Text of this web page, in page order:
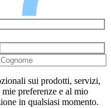
sui prodotti, servizi,
preferenze e al mio
in qualsiasi momento.